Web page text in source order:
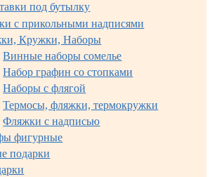
под бутылку
с прикольными надписями
Кружки, Наборы
Винные наборы сомелье
Набор графин со стопками
Наборы с флягой
Термосы, фляжки, термокружки
Фляжки с надписью
фигурные
подарки